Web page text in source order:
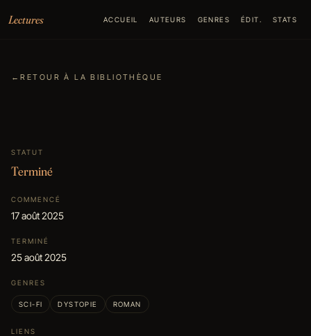
Lectures
ACCUEIL AUTEURS GENRES ÉDIT. STATS
←RETOUR À LA BIBLIOTHÈQUE
STATUT
Terminé
COMMENCÉ
17 août 2025
TERMINÉ
25 août 2025
GENRES
SCI-FI DYSTOPIE ROMAN
LIENS